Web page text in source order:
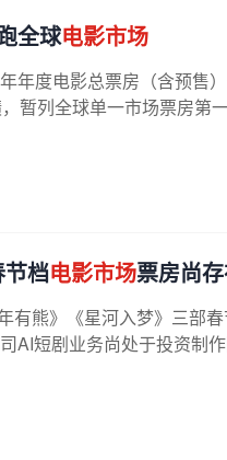
全球电影市场
年度电影总票房（含预售
暂列全球单一市场票房第一
档电影市场票房尚
有熊》《星河入梦》三部
AI短剧业务尚处于投资制